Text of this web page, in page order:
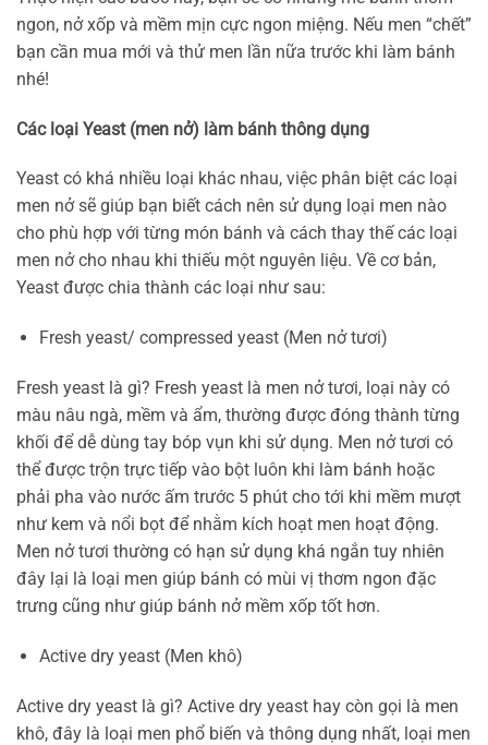
ngon, nở xốp và mềm mịn cực ngon miệng. Nếu men “chết”
bạn cần mua mới và thử men lần nữa trước khi làm bánh
nhé!
Các loại Yeast (men nở) làm bánh thông dụng
Yeast có khá nhiều loại khác nhau, việc phân biệt các loại
men nở sẽ giúp bạn biết cách nên sử dụng loại men nào
cho phù hợp với từng món bánh và cách thay thế các loại
men nở cho nhau khi thiếu một nguyên liệu. Về cơ bản,
Yeast được chia thành các loại như sau:
Fresh yeast/ compressed yeast (Men nở tươi)
Fresh yeast là gì? Fresh yeast là men nở tươi, loại này có
màu nâu ngà, mềm và ẩm, thường được đóng thành từng
khối để dễ dùng tay bóp vụn khi sử dụng. Men nở tươi có
thể được trộn trực tiếp vào bột luôn khi làm bánh hoặc
phải pha vào nước ấm trước 5 phút cho tới khi mềm mượt
như kem và nổi bọt để nhằm kích hoạt men hoạt động.
Men nở tươi thường có hạn sử dụng khá ngắn tuy nhiên
đây lại là loại men giúp bánh có mùi vị thơm ngon đặc
trưng cũng như giúp bánh nở mềm xốp tốt hơn.
Active dry yeast (Men khô)
Active dry yeast là gì? Active dry yeast hay còn gọi là men
khô, đây là loại men phổ biến và thông dụng nhất, loại men